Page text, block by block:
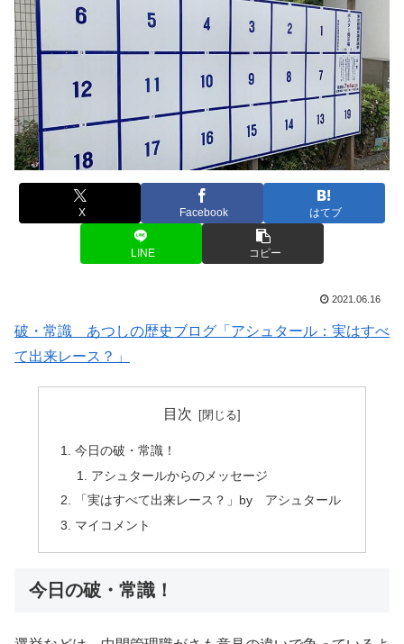
X Facebook はてブ
LINE コピー
2021.06.16
破・常識 あつしの歴史ブログ「アシュタール：実はすべ
て出来レース？」
目次
今日の破・常識！
アシュタールからのメッセージ
「実はすべて出来レース？」by アシュタール
マイコメント
今日の破・常識！